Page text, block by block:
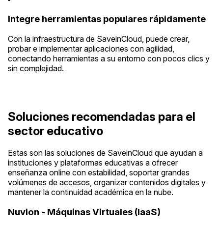
Integre herramientas populares rápidamente
Con la infraestructura de SaveinCloud, puede crear,
probar e implementar aplicaciones con agilidad,
conectando herramientas a su entorno con pocos clics y
sin complejidad.
Soluciones recomendadas para el
sector educativo
Estas son las soluciones de SaveinCloud que ayudan a
instituciones y plataformas educativas a ofrecer
enseñanza online con estabilidad, soportar grandes
volúmenes de accesos, organizar contenidos digitales y
mantener la continuidad académica en la nube.
Nuvion - Máquinas Virtuales (IaaS)